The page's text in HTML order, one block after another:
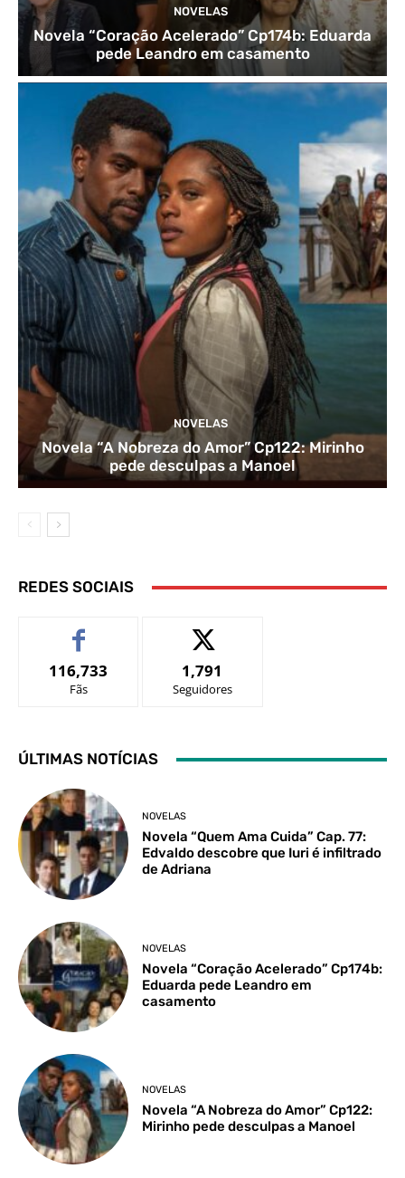
NOVELAS
Novela “Coração Acelerado” Cp174b: Eduarda
pede Leandro em casamento
NOVELAS
Novela “A Nobreza do Amor” Cp122: Mirinho
pede desculpas a Manoel
REDES SOCIAIS
116,733
Fãs
1,791
Seguidores
ÚLTIMAS NOTÍCIAS
NOVELAS
Novela “Quem Ama Cuida” Cap. 77:
Edvaldo descobre que Iuri é infiltrado
de Adriana
NOVELAS
Novela “Coração Acelerado” Cp174b:
Eduarda pede Leandro em
casamento
NOVELAS
Novela “A Nobreza do Amor” Cp122:
Mirinho pede desculpas a Manoel